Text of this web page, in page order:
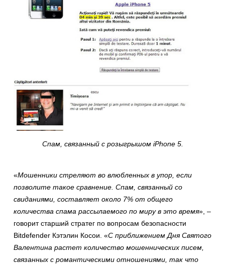
Спам, связанный с розыгрышом iPhone 5.
«Мошенники стреляют во влюбленных в упор, если
позволите такое сравнение. Спам, связанный со
свиданиями, составляет около 7% от общего
количества спама рассылаемого по миру в это время», –
говорит старший стратег по вопросам безопасности
Bitdefender Кэтэлин Косои. «С приближением Дня Святого
Валентина растет количество мошеннических писем,
связанных с романтическими отношениями, так что